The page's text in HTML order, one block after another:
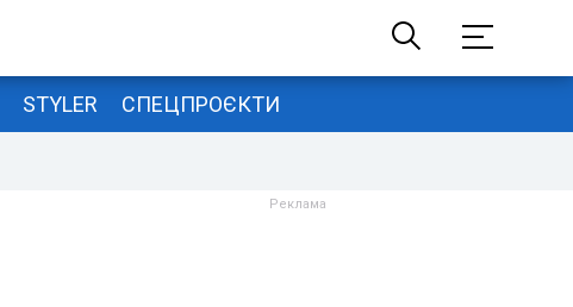
STYLER СПЕЦПРОЄКТИ